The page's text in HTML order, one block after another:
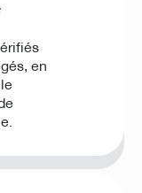
en